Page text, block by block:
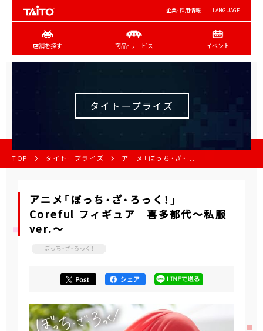
企業･採用情報 LANGUAGE
店舗を探す 商品･サービス イベント
タイトープライズ
TOP タイトープライズ アニメ「ぼっち・ざ・...
アニメ「ぼっち・ざ・ろっく！」
Coreful フィギュア 喜多郁代～私服
ver.～
ぼっち・ざ・ろっく！